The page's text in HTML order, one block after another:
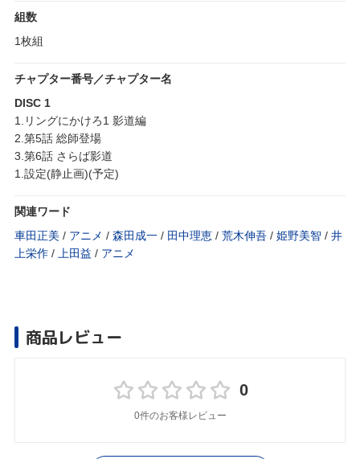
組数
1枚組
チャプター番号／チャプター名
DISC 1
1.リングにかけろ1 影道編
2.第5話 総師登場
3.第6話 さらば影道
1.設定(静止画)(予定)
関連ワード
車田正美 / アニメ / 森田成一 / 田中理恵 / 荒木伸吾 / 姫野美智 / 井
上栄作 / 上田益 / アニメ
商品レビュー
0
0件のお客様レビュー